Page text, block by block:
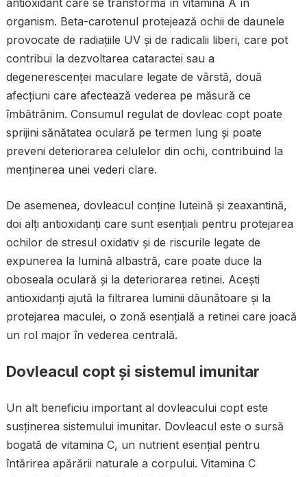
organism. Beta-carotenul protejează ochii de daunele
provocate de radiațiile UV și de radicalii liberi, care pot
contribui la dezvoltarea cataractei sau a
degenerescenței maculare legate de vârstă, două
afecțiuni care afectează vederea pe măsură ce
îmbătrânim. Consumul regulat de dovleac copt poate
sprijini sănătatea oculară pe termen lung și poate
preveni deteriorarea celulelor din ochi, contribuind la
menținerea unei vederi clare.
De asemenea, dovleacul conține luteină și zeaxantină,
doi alți antioxidanți care sunt esențiali pentru protejarea
ochilor de stresul oxidativ și de riscurile legate de
expunerea la lumină albastră, care poate duce la
oboseala oculară și la deteriorarea retinei. Acești
antioxidanți ajută la filtrarea luminii dăunătoare și la
protejarea maculei, o zonă esențială a retinei care joacă
un rol major în vederea centrală.
Dovleacul copt și sistemul imunitar
Un alt beneficiu important al dovleacului copt este
susținerea sistemului imunitar. Dovleacul este o sursă
bogată de vitamina C, un nutrient esențial pentru
întărirea apărării naturale a corpului. Vitamina C